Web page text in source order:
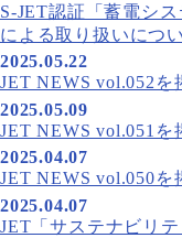
S-JET認証「蓄電シ
による取り扱いにつ
2025.05.22
JET NEWS vol.052を
2025.05.09
JET NEWS vol.051を
2025.04.07
JET NEWS vol.050を
2025.04.07
JET「サステナビリ